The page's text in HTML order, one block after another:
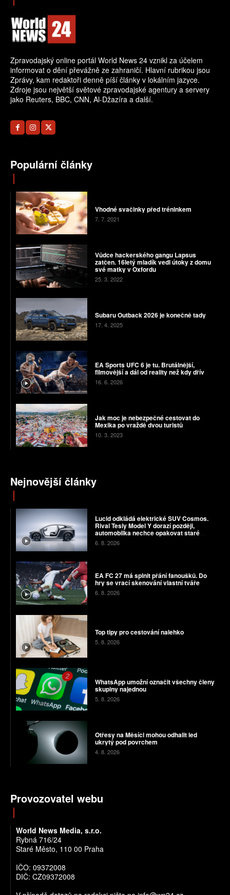
Zpravodajský online portál World News 24 vznikl za účelem
informovat o dění převážně ze zahraničí. Hlavní rubrikou jsou
Zprávy, kam redaktoři denně píší články v lokálním jazyce.
Zdroje jsou největší světové zpravodajské agentury a servery
jako Reuters, BBC, CNN, Al-Džazíra a další.
Populární články
Vhodné svačinky před tréninkem
7. 7. 2021
Vůdce hackerského gangu Lapsus
zatčen. 16letý mladík vedl útoky z domu
své matky v Oxfordu
25. 3. 2022
Subaru Outback 2026 je konečně tady
17. 4. 2025
EA Sports UFC 6 je tu. Brutálnější,
filmovější a dál od reality než kdy dřív
16. 6. 2026
Jak moc je nebezpečné cestovat do
Mexika po vraždě dvou turistů
10. 3. 2023
Nejnovější články
Lucid odkládá elektrické SUV Cosmos.
Rival Tesly Model Y dorazí později,
automobilka nechce opakovat staré
chyby
6. 8. 2026
EA FC 27 má splnit přání fanoušků. Do
hry se vrací skenování vlastní tváře
6. 8. 2026
Top tipy pro cestování nalehko
5. 8. 2026
WhatsApp umožní označit všechny členy
skupiny najednou
5. 8. 2026
Otřesy na Měsíci mohou odhalit led
ukrytý pod povrchem
4. 8. 2026
Provozovatel webu
World News Media, s.r.o.
Rybná 716/24
Staré Město, 110 00 Praha
IČO: 09372008
DIČ: CZ09372008